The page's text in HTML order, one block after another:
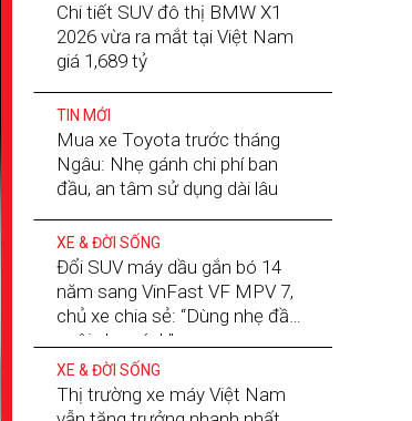
Chi tiết SUV đô thị BMW X1
2026 vừa ra mắt tại Việt Nam
giá 1,689 tỷ
TIN MỚI
Mua xe Toyota trước tháng
Ngâu: Nhẹ gánh chi phí ban
đầu, an tâm sử dụng dài lâu
XE & ĐỜI SỐNG
Đổi SUV máy dầu gắn bó 14
năm sang VinFast VF MPV 7,
chủ xe chia sẻ: “Dùng nhẹ đầu,
nuôi nhẹ gánh”
XE & ĐỜI SỐNG
Thị trường xe máy Việt Nam